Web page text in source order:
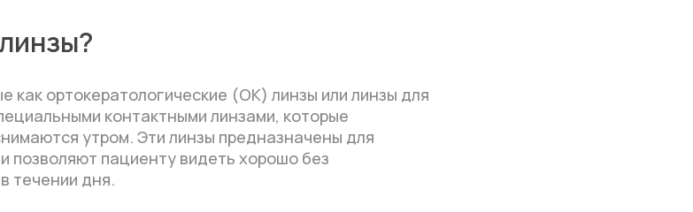
как ортокератологические (ОК) линзы или линзы для
контактными линзами, которые
утром. Эти линзы предназначены для
позволяют пациенту видеть хорошо без
течении дня.